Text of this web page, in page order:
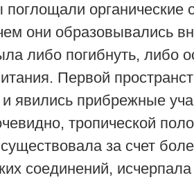
поглощали органические
они образовывались
либо погибнуть, либо
Первой
явились прибрежные
тропической
за счет
соединений,